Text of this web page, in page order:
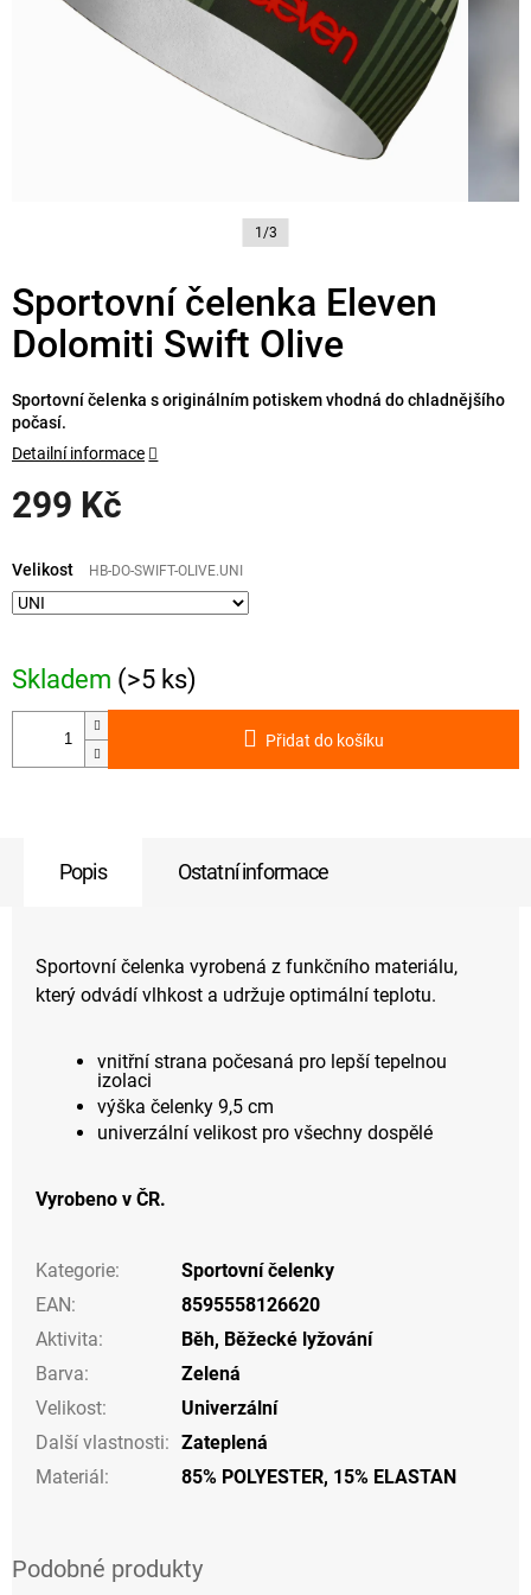
1/3
Sportovní čelenka Eleven
Dolomiti Swift Olive
299 Kč
cena:
Skladem (>5 ks)
Velikost HB-DO-SWIFT-OLIVE.UNI
Přidat do košíku
Sportovní čelenka s originálním potiskem vhodná do chladnějšího
počasí.
Detailní informace
Popis Ostatní informace
Sportovní čelenka vyrobená z funkčního materiálu,
který odvádí vlhkost a udržuje optimální teplotu.
vnitřní strana počesaná pro lepší tepelnou
izolaci
výška čelenky 9,5 cm
univerzální velikost pro všechny dospělé
Vyrobeno v ČR.
Kategorie:
Sportovní čelenky
EAN:
8595558126620
Aktivita: Běh, Běžecké lyžování
Barva:
Zelená
Velikost:
Univerzální
Další vlastnosti: Zateplená
Materiál: 85% POLYESTER, 15% ELASTAN